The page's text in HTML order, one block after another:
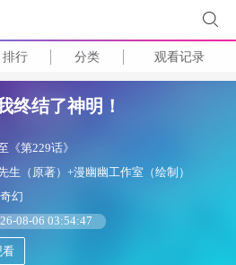
排行 分类 观看记录
终结了神明！
《第229话》
生（原著）+漫幽幽工作室（绘制）
幻
08-06 03:54:47
看